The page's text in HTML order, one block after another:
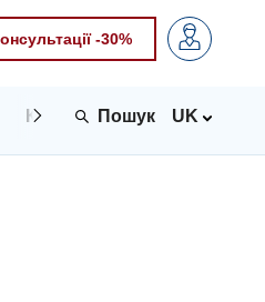
-30%
Контакти UK